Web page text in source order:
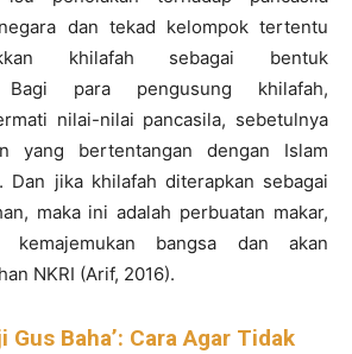
dan tekad kelompok tertentu
khilafah sebagai bentuk
Bagi para pengusung khilafah,
nilai-nilai pancasila, sebetulnya
yang bertentangan dengan Islam
Dan jika khilafah diterapkan sebagai
maka ini adalah perbuatan makar,
kemajemukan bangsa dan akan
NKRI (Arif, 2016).
Gus Baha’: Cara Agar Tidak